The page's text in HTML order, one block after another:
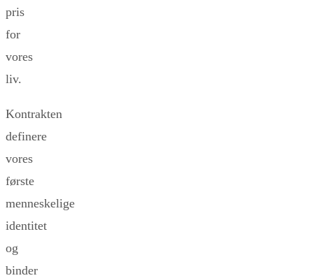
pris
for
vores
liv.
Kontrakten
definere
vores
første
menneskelige
identitet
og
binder